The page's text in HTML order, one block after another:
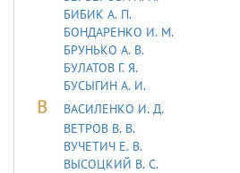
БИБИК А. П.
БОНДАРЕНКО И. М.
БРУНЬКО А. В.
БУЛАТОВ Г. Я.
БУСЫГИН А. И.
В
ВАСИЛЕНКО И. Д.
ВЕТРОВ В. В.
ВУЧЕТИЧ Е. В.
ВЫСОЦКИЙ В. С.